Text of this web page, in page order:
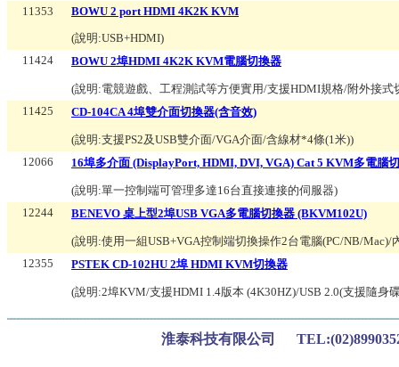
11353
BOWU 2 port HDMI 4K2K KVM
(說明:USB+HDMI)
11424
BOWU 2埠HDMI 4K2K KVM電腦切換器
(說明:電競遊戲、工程測試等方便實用/支援HDMI規格/附外接
11425
CD-104CA 4埠雙介面切換器(含音效)
(說明:支援PS2及USB雙介面/VGA介面/含線材*4條(1米))
12066
16埠多介面 (DisplayPort, HDMI, DVI, VGA) Cat 5 KVM多電腦
(說明:單一控制端可管理多達16台直接連接的伺服器)
12244
BENEVO 桌上型2埠USB VGA多電腦切換器 (BKVM102U)
(說明:使用一組USB+VGA控制端切換操作2台電腦(PC/NB/
12355
PSTEK CD-102HU 2埠 HDMI KVM切換器
(說明:2埠KVM/支援HDMI 1.4版本 (4K30HZ)/USB 2.0(支援隨身
淮泰科技有限公司